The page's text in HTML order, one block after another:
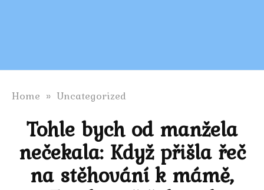
Home » Uncategorized
Tohle bych od manžela
nečekala: Když přišla řeč
na stěhování k mámě,